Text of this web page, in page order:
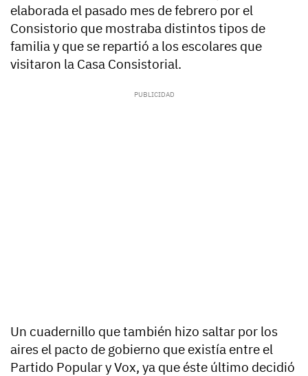
elaborada el pasado mes de febrero por el
Consistorio que mostraba distintos tipos de
familia y que se repartió a los escolares que
visitaron la Casa Consistorial.
Un cuadernillo que también hizo saltar por los
aires el pacto de gobierno que existía entre el
Partido Popular y Vox, ya que éste último decidió